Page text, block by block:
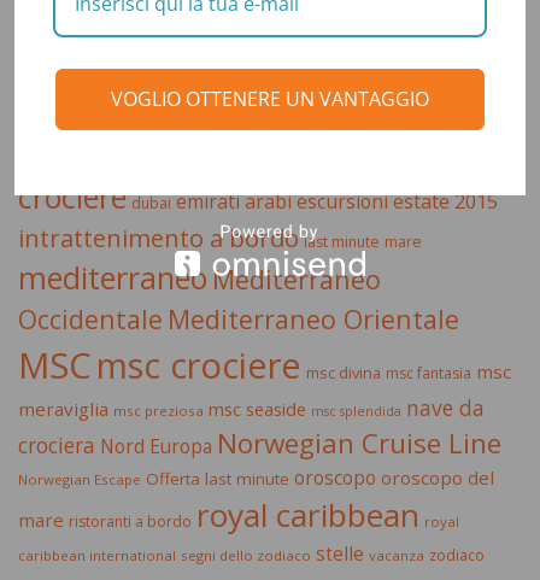
astrologia caraibi
costa costa crocierecrocieracrociera
ai caraibi crociera di lusso crociera
crociere dubai emirati arabiescursioniestate 2015
intrattenimento a bordo last minute mare
mediterraneoMediterraneo
Occidentale Mediterraneo Orientale
MSCmsc crociere msc divina msc fantasia msc
meraviglia msc preziosa msc seaside msc splendida nave da
crociera Nord Europa Norwegian Cruise Line
Norwegian Escape Offerta last minute oroscopo oroscopo del
mare ristoranti a bordo royal caribbean royal
caribbean international segni dello zodiaco stelle vacanza zodiaco
VOGLIO OTTENERE UN VANTAGGIO